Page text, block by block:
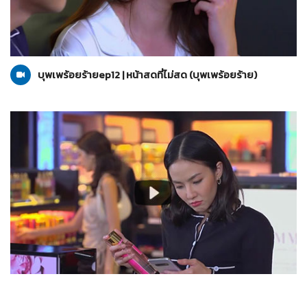
06-07-2565
บุพเพร้อยร้าย
บุพเพร้อยร้ายep12 | หน้าสดที่ไม่สด (บุพเพร้อยร้าย)
06-07-2565
บุพเพร้อยร้าย